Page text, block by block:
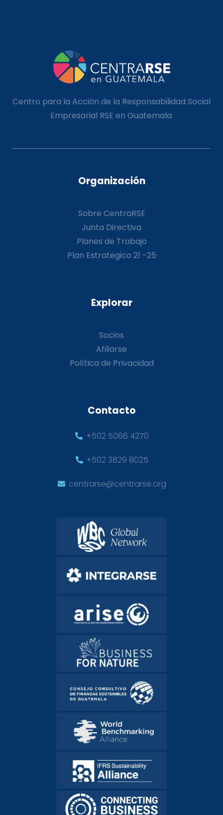
Centro para la Acción de la Responsabilidad Social
Empresarial RSE en Guatemala.
Organización
Sobre CentraRSE
Junta Directiva
Planes de Trabajo
Plan Estrategico 21 -25
Explorar
Socios
Afiliarse
Política de Privacidad
Contacto
+502 5066 4270
+502 3829 8025
centrarse@centrarse.org